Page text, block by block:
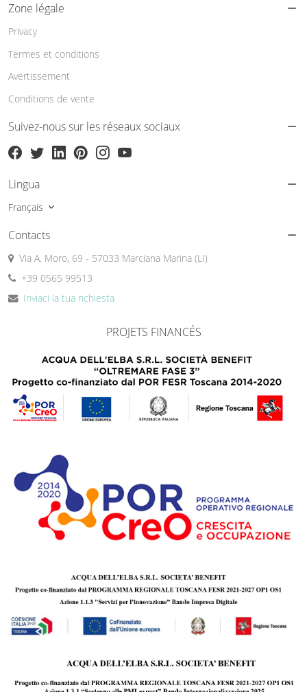
Zone légale
Privacy
Termes et conditions
Avertissement
Conditions de vente
Suivez-nous sur les réseaux sociaux
Lingua
Français
Contacts
Via A. Moro, 69 - 57033 Marciana Marina (LI)
+39 0565 99513
Inviaci la tua richiesta
PROJETS FINANCÉS